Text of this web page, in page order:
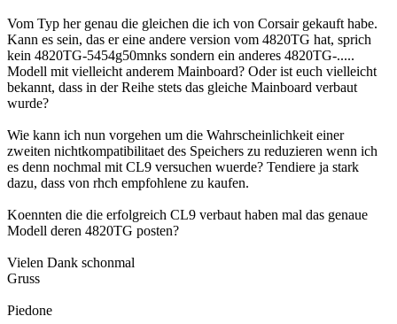
Vom Typ her genau die gleichen die ich von Corsair gekauft habe.
Kann es sein, das er eine andere version vom 4820TG hat, sprich
kein 4820TG-5454g50mnks sondern ein anderes 4820TG-.....
Modell mit vielleicht anderem Mainboard? Oder ist euch vielleicht
bekannt, dass in der Reihe stets das gleiche Mainboard verbaut
wurde?
Wie kann ich nun vorgehen um die Wahrscheinlichkeit einer
zweiten nichtkompatibilitaet des Speichers zu reduzieren wenn ich
es denn nochmal mit CL9 versuchen wuerde? Tendiere ja stark
dazu, dass von rhch empfohlene zu kaufen.
Koennten die die erfolgreich CL9 verbaut haben mal das genaue
Modell deren 4820TG posten?
Vielen Dank schonmal
Gruss
Piedone